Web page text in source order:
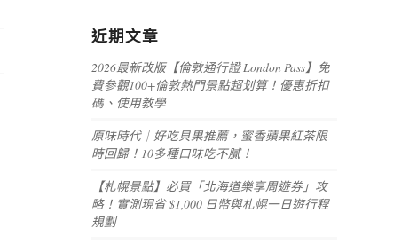
近期文章
2026最新改版【倫敦通行證 London Pass】免
費參觀100+倫敦熱門景點超划算！優惠折扣
碼、使用教學
原味時代｜好吃貝果推薦，蜜香蘋果紅茶限
時回歸！10多種口味吃不膩！
【札幌景點】必買「北海道樂享周遊券」攻
略！實測現省 $1,000 日幣與札幌一日遊行程
規劃